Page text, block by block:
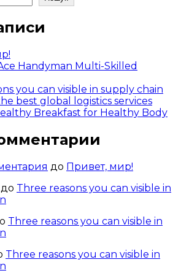
Handyman Multi-Skilled
you can visible in supply chain
best global logistics services
Breakfast for Healthy Body
до Привет, мир!
до Three reasons you can visible in
Three reasons you can visible in
Three reasons you can visible in